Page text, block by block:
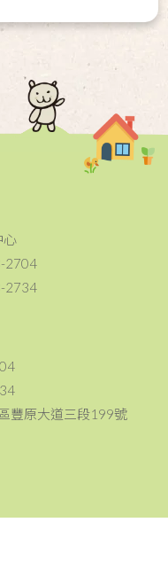
心
2704
2734
豐原大道三段199號